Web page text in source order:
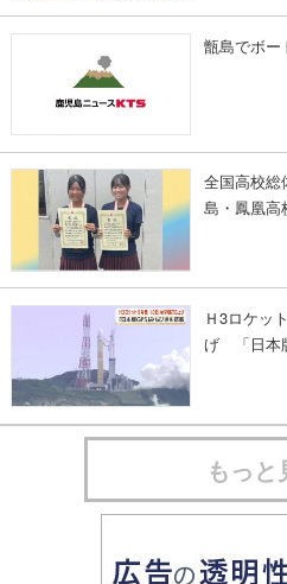
甑島でボー
全国高校
島・鳳凰高
Ｈ3ロケッ
げ 「日本
もっと